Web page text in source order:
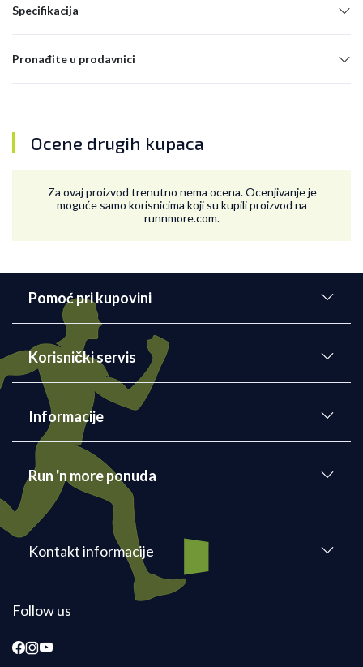
Specifikacija
Pronađite u prodavnici
Ocene drugih kupaca
Za ovaj proizvod trenutno nema ocena. Ocenjivanje je
moguće samo korisnicima koji su kupili proizvod na
runnmore.com.
Pomoć pri kupovini
Korisnički servis
Informacije
Run 'n more ponuda
Kontakt informacije
Follow us